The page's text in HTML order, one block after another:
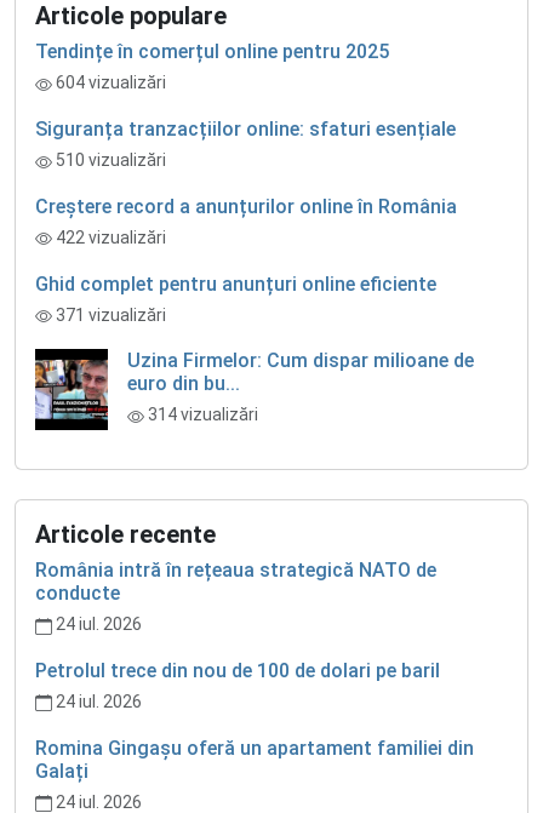
Articole populare
Tendințe în comerțul online pentru 2025
604 vizualizări
Siguranța tranzacțiilor online: sfaturi esențiale
510 vizualizări
Creștere record a anunțurilor online în România
422 vizualizări
Ghid complet pentru anunțuri online eficiente
371 vizualizări
Uzina Firmelor: Cum dispar milioane de
euro din bu...
314 vizualizări
Articole recente
România intră în rețeaua strategică NATO de
conducte
24 iul. 2026
Petrolul trece din nou de 100 de dolari pe baril
24 iul. 2026
Romina Gingașu oferă un apartament familiei din
Galați
24 iul. 2026